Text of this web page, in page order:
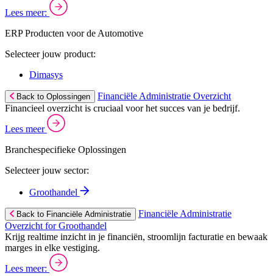
Lees meer:
ERP Producten voor de Automotive
Selecteer jouw product:
Dimasys
Back to Oplossingen
Financiële Administratie Overzicht
Financieel overzicht is cruciaal voor het succes van je bedrijf.
Lees meer
Branchespecifieke Oplossingen
Selecteer jouw sector:
Groothandel
Back to Financiële Administratie
Financiële Administratie
Overzicht for Groothandel
Krijg realtime inzicht in je financiën, stroomlijn facturatie en bewaak
marges in elke vestiging.
Lees meer: